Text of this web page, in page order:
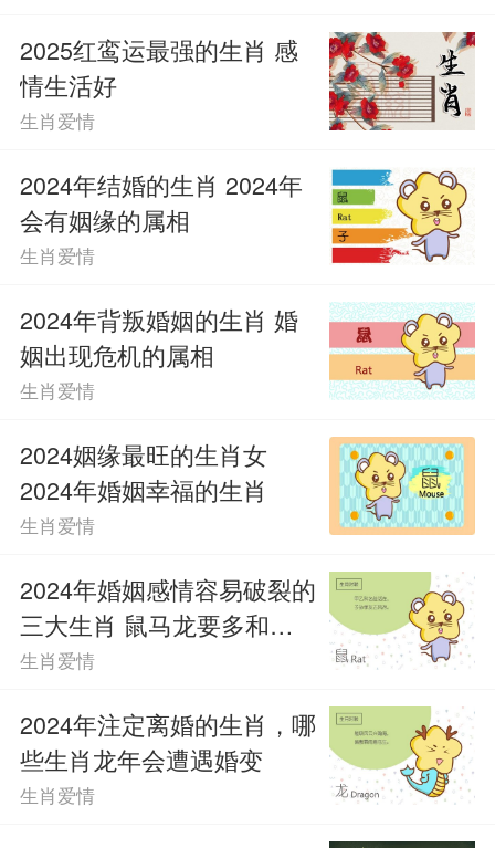
鼠人应该好好珍惜生肖婚配的良好的基
础，至于后续的婚姻维持还需要彼此共同
努力，只有彼此能够相互扶持相互理解，
感情就一定可以非常牢固，不会出问题。
2025红鸾运最强的生肖 感
情生活好
生肖爱情
2024年结婚的生肖 2024年
会有姻缘的属相
生肖爱情
2024年背叛婚姻的生肖 婚
姻出现危机的属相
生肖爱情
2024姻缘最旺的生肖女
2024年婚姻幸福的生肖
生肖爱情
2024年婚姻感情容易破裂的
三大生肖 鼠马龙要多和伴
侣沟通
生肖爱情
2024年注定离婚的生肖，哪
些生肖龙年会遭遇婚变
生肖爱情